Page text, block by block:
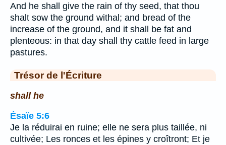
And he shall give the rain of thy seed, that thou
shalt sow the ground withal; and bread of the
increase of the ground, and it shall be fat and
plenteous: in that day shall thy cattle feed in large
pastures.
Trésor de l'Écriture
shall he
Ésaïe 5:6
Je la réduirai en ruine; elle ne sera plus taillée, ni
cultivée; Les ronces et les épines y croîtront; Et je